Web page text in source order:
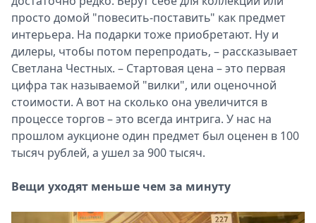
просто домой "повесить-поставить" как предмет
интерьера. На подарки тоже приобретают. Ну и
дилеры, чтобы потом перепродать, – рассказывает
Светлана Честных. – Стартовая цена – это первая
цифра так называемой "вилки", или оценочной
стоимости. А вот на сколько она увеличится в
процессе торгов – это всегда интрига. У нас на
прошлом аукционе один предмет был оценен в 100
тысяч рублей, а ушел за 900 тысяч.
Вещи уходят меньше чем за минуту